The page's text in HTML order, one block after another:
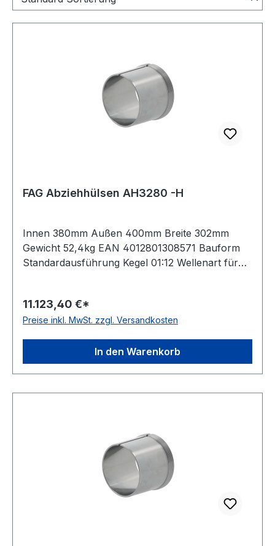
FAG Abziehhülsen AH3280 -H
Innen 380mm Außen 400mm Breite 302mm
Gewicht 52,4kg EAN 4012801308571 Bauform
Standardausführung Kegel 01:12 Wellenart für
mit Nuten und Bohrungen zur vereinfachten
Montage und Demont
11.123,40 €*
Preise inkl. MwSt. zzgl. Versandkosten
In den Warenkorb